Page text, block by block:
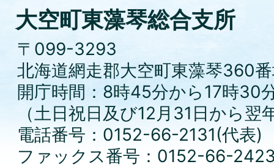
大空町東藻琴総合支所
〒099-3293
北海道網走郡大空町東藻琴360
開庁時間：8時45分から17時30
（土日祝日及び12月31日から
電話番号：0152-66-2131(代表)
ファックス番号：0152-66-